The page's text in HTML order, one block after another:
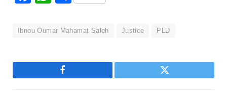
Ibnou Oumar Mahamat Saleh Justice PLD
Facebook Twitter